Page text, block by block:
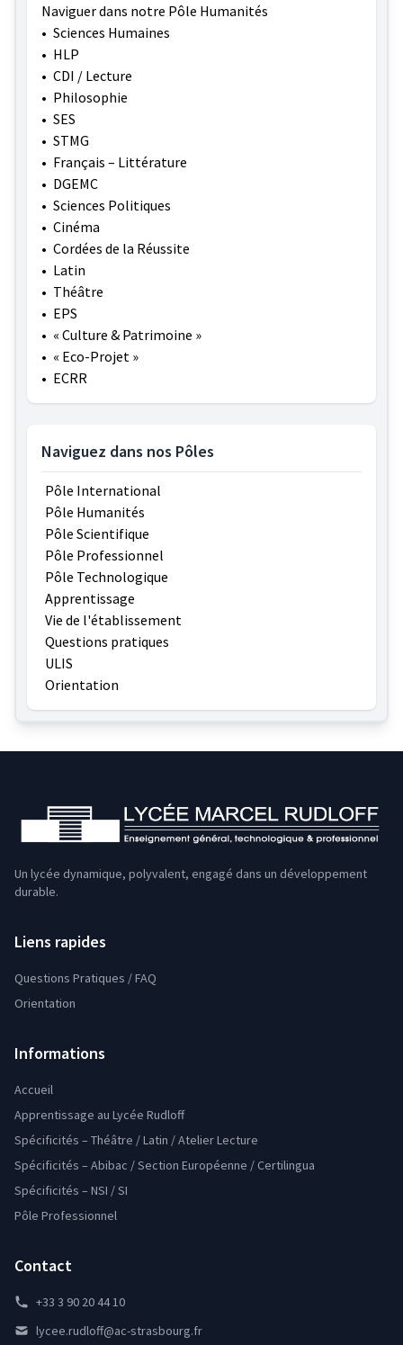
Naviguer dans notre Pôle Humanités
• Sciences Humaines
• HLP
• CDI / Lecture
• Philosophie
• SES
• STMG
• Français – Littérature
• DGEMC
• Sciences Politiques
• Cinéma
• Cordées de la Réussite
• Latin
• Théâtre
• EPS
• « Culture & Patrimoine »
• « Eco-Projet »
• ECRR
Naviguez dans nos Pôles
Pôle International
Pôle Humanités
Pôle Scientifique
Pôle Professionnel
Pôle Technologique
Apprentissage
Vie de l'établissement
Questions pratiques
ULIS
Orientation
Un lycée dynamique, polyvalent, engagé dans un développement
durable.
Liens rapides
Questions Pratiques / FAQ
Orientation
Informations
Accueil
Apprentissage au Lycée Rudloff
Spécificités – Théâtre / Latin / Atelier Lecture
Spécificités – Abibac / Section Européenne / Certilingua
Spécificités – NSI / SI
Pôle Professionnel
Contact
+33 3 90 20 44 10
lycee.rudloff@ac-strasbourg.fr